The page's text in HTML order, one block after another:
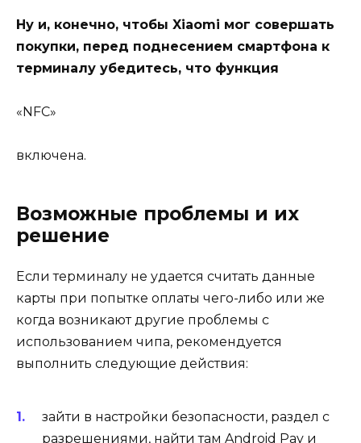
Ну и, конечно, чтобы Xiaomi мог совершать
покупки, перед поднесением смартфона к
терминалу убедитесь, что функция
«NFC»
включена.
Возможные проблемы и их
решение
Если терминалу не удается считать данные
карты при попытке оплаты чего-либо или же
когда возникают другие проблемы с
использованием чипа, рекомендуется
выполнить следующие действия:
зайти в настройки безопасности, раздел с
разрешениями, найти там Android Pay и